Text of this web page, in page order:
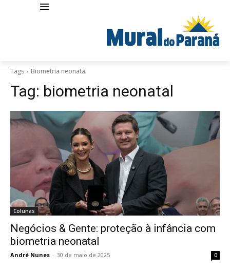
Tags Biometria neonatal
Tag: biometria neonatal
Colunas
Negócios & Gente: proteção à infância com
biometria neonatal
André Nunes - 30 de maio de 2025 0